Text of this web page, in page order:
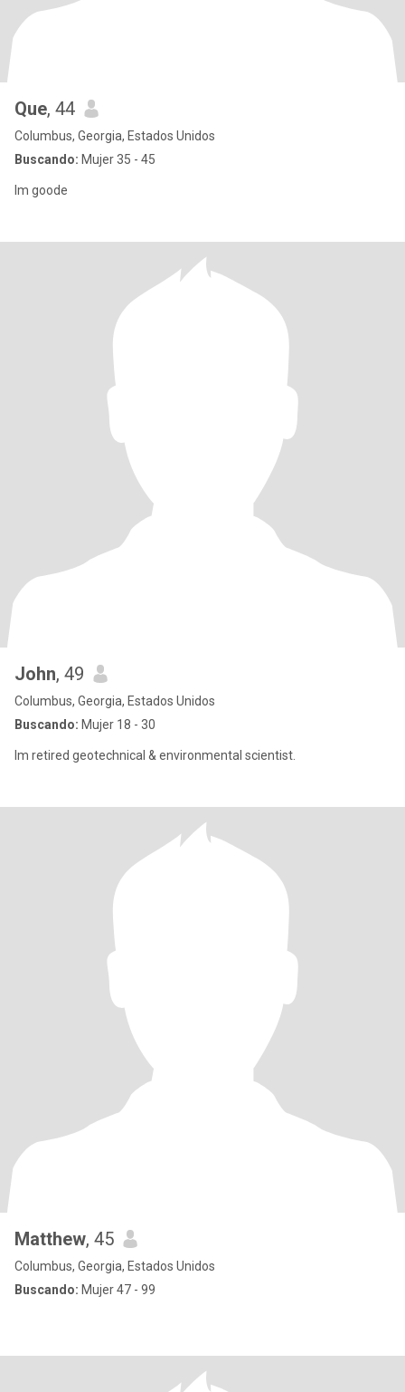
Que, 44
Columbus, Georgia, Estados Unidos
Buscando: Mujer 35 - 45
Im goode
John, 49
Columbus, Georgia, Estados Unidos
Buscando: Mujer 18 - 30
Im retired geotechnical & environmental scientist.
Matthew, 45
Columbus, Georgia, Estados Unidos
Buscando: Mujer 47 - 99